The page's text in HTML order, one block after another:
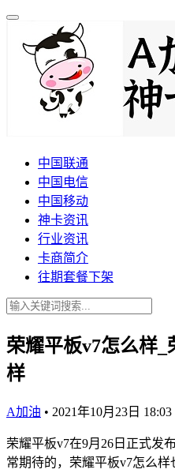
中国联通
中国电信
中国移动
神卡资讯
行业资讯
卡商简介
往期套餐下架
荣耀平板v7怎么样
样
A加油 • 2021年10月23日 18:03
荣耀平板v7在9月26日正式发
常期待的，荣耀平板v7怎么